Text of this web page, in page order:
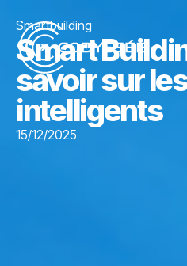
Smartbuilding
Smart
savoir sur
intelligents
15/12/2025